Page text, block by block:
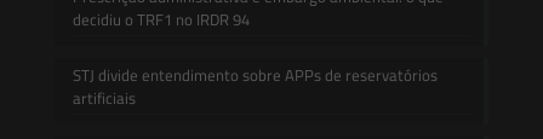
decidiu o TRF1 no IRDR 94
STJ divide entendimento sobre APPs de reservatórios
artificiais